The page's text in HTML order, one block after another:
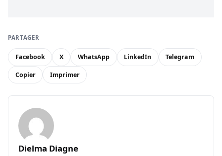
PARTAGER
Facebook X WhatsApp LinkedIn Telegram
Copier Imprimer
Dielma Diagne